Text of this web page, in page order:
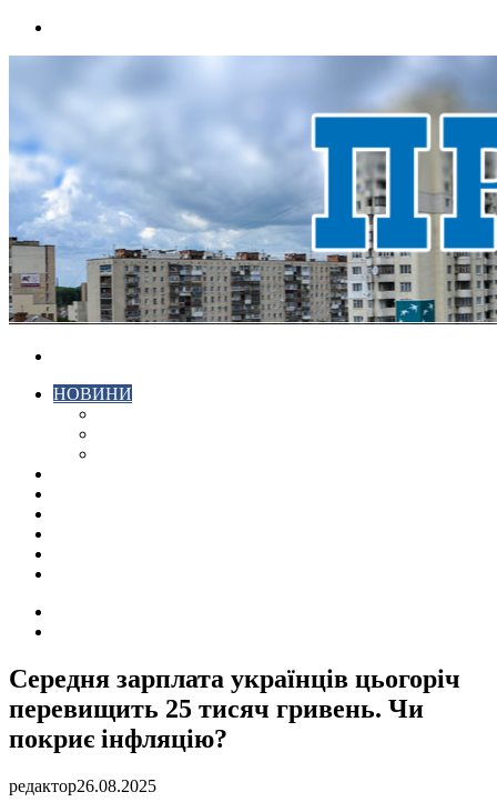
НОВИНИ
Середня зарплата українців цьогоріч
перевищить 25 тисяч гривень. Чи
покриє інфляцію?
редактор26.08.2025